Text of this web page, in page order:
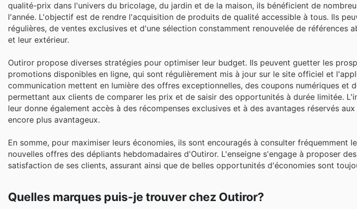
qualité-prix dans l'univers du bricolage, du jardin et de la maison, ils bénéficient de
l'année. L'objectif est de rendre l'acquisition de produits de qualité accessible à tous. Ils
régulières, de ventes exclusives et d'une sélection constamment renouvelée de références
et leur extérieur.
Outiror propose diverses stratégies pour optimiser leur budget. Ils peuvent guetter les
promotions disponibles en ligne, qui sont régulièrement mis à jour sur le site officiel et
communication mettent en lumière des offres exceptionnelles, des coupons numériques et
permettant aux clients de comparer les prix et de saisir des opportunités à durée limitée.
leur donne également accès à des récompenses exclusives et à des avantages réservés
encore plus avantageux.
En somme, pour maximiser leurs économies, ils sont encouragés à consulter fréquemment
nouvelles offres des dépliants hebdomadaires d'Outiror. L'enseigne s'engage à proposer
satisfaction de ses clients, assurant ainsi que de belles opportunités d'économies sont
Quelles marques puis-je trouver chez Outiror?